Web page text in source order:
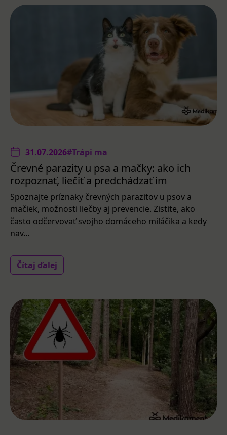
31.07.2026#Trápi ma
Črevné parazity u psa a mačky: ako ich
rozpoznať, liečiť a predchádzať im
Spoznajte príznaky črevných parazitov u psov a
mačiek, možnosti liečby aj prevencie. Zistite, ako
často odčervovať svojho domáceho miláčika a kedy
nav...
Čítaj ďalej